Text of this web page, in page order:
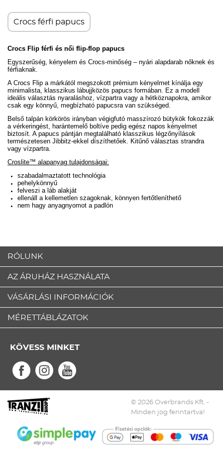
Crocs férfi papucs
Crocs Flip férfi és női flip-flop papucs
Egyszerűség, kényelem és Crocs-minőség – nyári alapdarab nőknek és
férfiaknak.
A Crocs Flip a márkától megszokott prémium kényelmet kínálja egy
minimalista, klasszikus lábujjközös papucs formában. Ez a modell
ideális választás nyaraláshoz, vízpartra vagy a hétköznapokra, amikor
csak egy könnyű, megbízható papucsra van szükséged.
Belső talpán körkörös irányban végigfutó masszírozó bütykök fokozzák
a vérkeringést, harántemelő boltíve pedig egész napos kényelmet
biztosít. A papucs pántján megtalálható klasszikus légzőnyílások
természetesen Jibbitz-ekkel díszíthetőek. Kitűnő választas strandra
vagy vízpartra.
Croslite™ alapanyag tulajdonságai:
szabadalmaztatott technológia
pehelykönnyű
felveszi a láb alakját
ellenáll a kellemetlen szagoknak, könnyen fertőtleníthető
nem hagy anyagnyomot a padlón
RÓLUNK
AZ ÁRUHÁZ HASZNÁLATA
VÁSÁRLÁSI INFORMÁCIÓK
MÉRETTÁBLÁZATOK
KÖVESS MINKET
© 2026 Overbrands Kft. -
Minden jog fenntartva!